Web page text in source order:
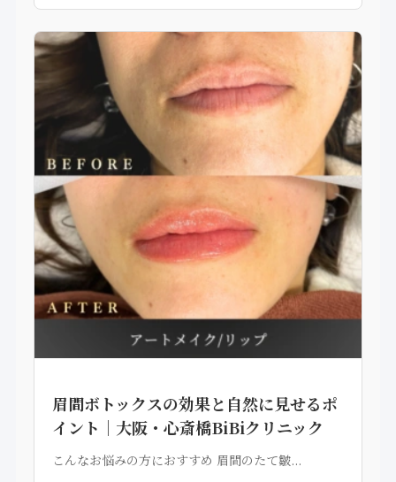
眉間ボトックスの効果と自然に見せるポ
イント｜大阪・心斎橋BiBiクリニック
こんなお悩みの方におすすめ 眉間のたて皺...